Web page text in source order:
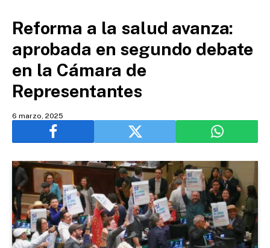
Reforma a la salud avanza:
aprobada en segundo debate
en la Cámara de
Representantes
6 marzo, 2025